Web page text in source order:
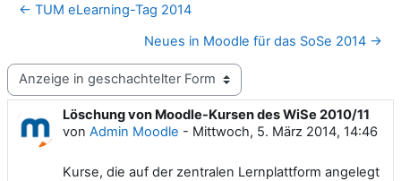
← TUM eLearning-Tag 2014
Neues in Moodle für das SoSe 2014 →
Anzeigemodus
Löschung von Moodle-Kursen des WiSe 2010/11
von Admin Moodle - Mittwoch, 5. März 2014, 14:46
Anzahl Antworten: 0
Kurse, die auf der zentralen Lernplattform angelegt